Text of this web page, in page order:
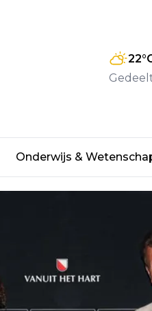
22
Onderwijs &